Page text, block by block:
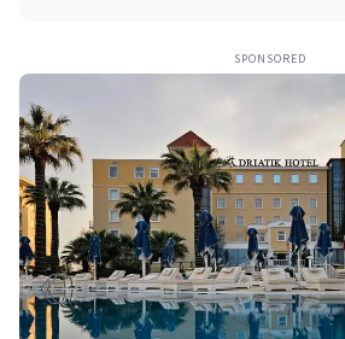
SPONSORED